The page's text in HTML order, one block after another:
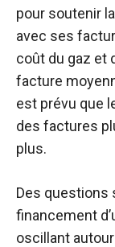
pour soutenir
avec ses
coût du gaz et
facture
est prévu que
des factures
plus.
Des questions
financement
oscillant